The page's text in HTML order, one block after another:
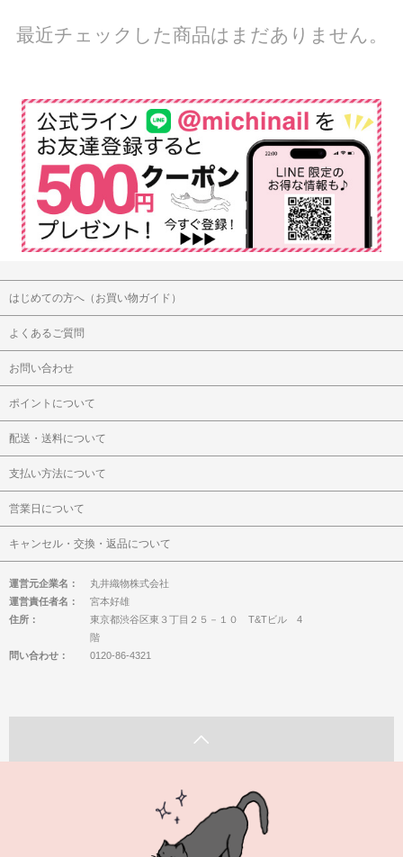
最近チェックした商品はまだありません。
はじめての方へ（お買い物ガイド）
よくあるご質問
お問い合わせ
ポイントについて
配送・送料について
支払い方法について
営業日について
キャンセル・交換・返品について
運営元企業名：
丸井織物株式会社
運営責任者名：
宮本好雄
住所：
東京都渋谷区東３丁目２５－１０ T&Tビル 4
階
問い合わせ：
0120-86-4321